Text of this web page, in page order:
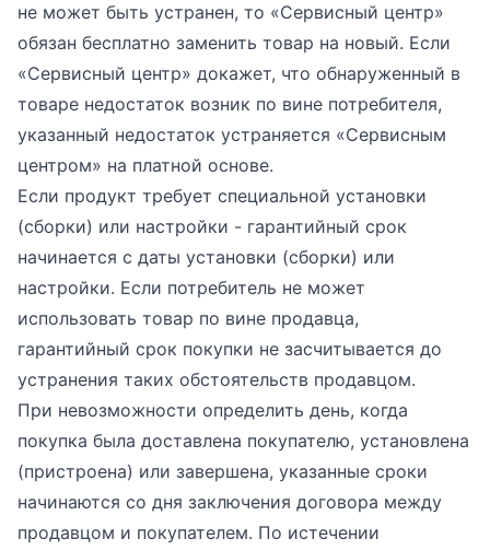
не может быть устранен, то «Сервисный центр»
обязан бесплатно заменить товар на новый. Если
«Сервисный центр» докажет, что обнаруженный в
товаре недостаток возник по вине потребителя,
указанный недостаток устраняется «Сервисным
центром» на платной основе.
Если продукт требует специальной установки
(сборки) или настройки - гарантийный срок
начинается с даты установки (сборки) или
настройки. Если потребитель не может
использовать товар по вине продавца,
гарантийный срок покупки не засчитывается до
устранения таких обстоятельств продавцом.
При невозможности определить день, когда
покупка была доставлена ​​покупателю, установлена
​​(пристроена) или завершена, указанные сроки
начинаются со дня заключения договора между
продавцом и покупателем. По истечении